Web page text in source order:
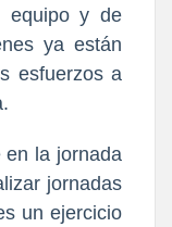
equipo y de
ya están
esfuerzos a
en la jornada
jornadas
un ejercicio